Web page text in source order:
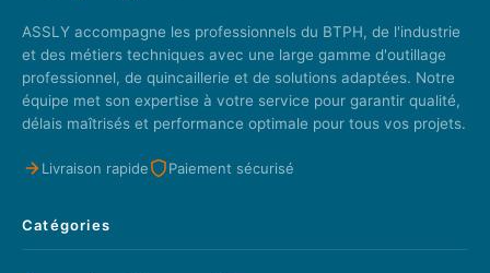
ASSLY accompagne les professionnels du BTPH, de l'industrie
et des métiers techniques avec une large gamme d'outillage
professionnel, de quincaillerie et de solutions adaptées. Notre
équipe met son expertise à votre service pour garantir qualité,
délais maîtrisés et performance optimale pour tous vos projets.
Livraison rapide Paiement sécurisé
Catégories